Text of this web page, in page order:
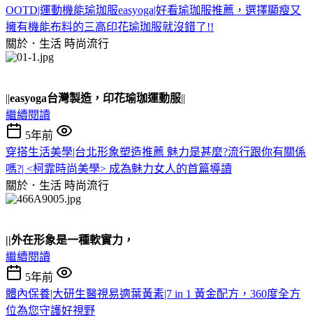
OOTD|運動機能瑜珈服easyoga|好看瑜珈服推薦，選擇顯瘦又
擁有機能布料的三高印花瑜珈服就沒錯了!!
關於．生活 時尚流行
||easyoga台灣製造，印花瑜珈運動服||
繼續閱讀
5年前
穿搭生活美學|台北形象塑造推薦 魅力是甚麼?流行跟你有關係
嗎?| <柯霏時尚美學> 成為魅力女人的首篇導讀
關於．生活 時尚流行
||外在形象是一種軟實力，
繼續閱讀
5年前
體內保養|大研生醫視易適葉黃素|7 in 1 黃金配方，360度全方
位為您守護好視野